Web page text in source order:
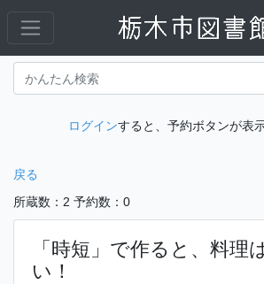
ログインすると、予約ボタンが表
戻る
所蔵数：2 予約数：0
「時短」で作ると、料理
い！